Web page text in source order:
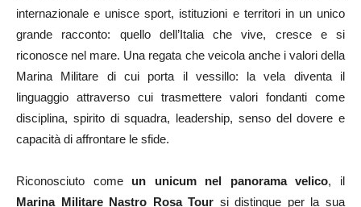
internazionale e unisce sport, istituzioni e territori in un unico
grande racconto: quello dell’Italia che vive, cresce e si
riconosce nel mare. Una regata che veicola anche i valori della
Marina Militare di cui porta il vessillo: la vela diventa il
linguaggio attraverso cui trasmettere valori fondanti come
disciplina, spirito di squadra, leadership, senso del dovere e
capacità di affrontare le sfide.
Riconosciuto come un unicum nel panorama velico, il
Marina Militare Nastro Rosa Tour si distingue per la sua